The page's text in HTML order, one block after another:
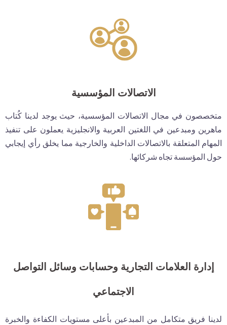
الاتصالات المؤسسية
متخصصون في مجال الاتصالات المؤسسية، حيث يوجد لدينا كُتاب
ماهرين ومبدعين في اللغتين العربية والانجليزية يعملون على تنفيذ
المهام المتعلقة بالاتصالات الداخلية والخارجية مما يخلق رأي إيجابي
حول المؤسسة تجاه شركائها.
إدارة العلامات التجارية وحسابات وسائل التواصل
الاجتماعي
لدينا فريق متكامل من المبدعين بأعلى مستويات الكفاءة والخبرة